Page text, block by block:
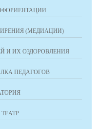
(МЕДИАЦИИ)
И ИХ ОЗДОРОВЛЕНИЯ
ПЕДАГОГОВ